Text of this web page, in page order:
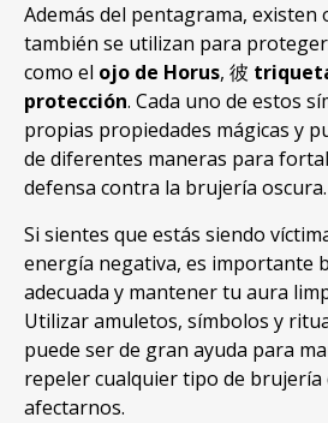
Además del pentagrama,
también se utilizan para
como el ojo de Horus, 彼
protección. Cada uno de estos
propias propiedades mágicas y
de diferentes maneras para
defensa contra la brujería oscura.
Si sientes que estás siendo
energía negativa, es importante
adecuada y mantener tu aura
Utilizar amuletos, símbolos y
puede ser de gran ayuda para
repeler cualquier tipo de brujería
afectarnos.